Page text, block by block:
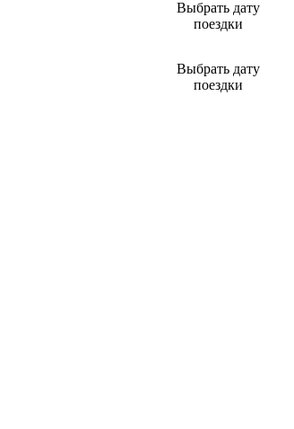
Выбрать дату
поездки
Выбрать дату
поездки